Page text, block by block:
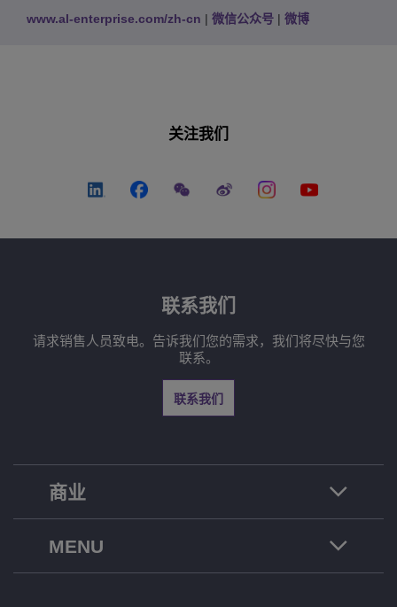
www.al-enterprise.com/zh-cn | 微信公众号 | 微博
关注我们
商业
联系我们
请求销售人员致电。告诉我们您的需求，我们将尽快与您
联系。
联系我们
MENU